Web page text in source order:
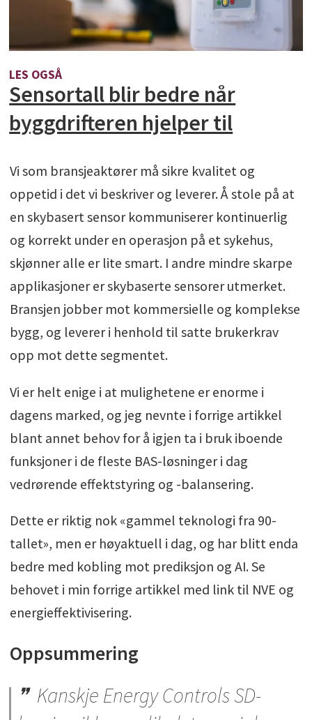
LES OGSÅ
Sensortall blir bedre når
byggdrifteren hjelper til
Vi som bransjeaktører må sikre kvalitet og
oppetid i det vi beskriver og leverer. Å stole på at
en skybasert sensor kommuniserer kontinuerlig
og korrekt under en operasjon på et sykehus,
skjønner alle er lite smart. I andre mindre skarpe
applikasjoner er skybaserte sensorer utmerket.
Bransjen jobber mot kommersielle og komplekse
bygg, og leverer i henhold til satte brukerkrav
opp mot dette segmentet.
Vi er helt enige i at mulighetene er enorme i
dagens marked, og jeg nevnte i forrige artikkel
blant annet behov for å igjen ta i bruk iboende
funksjoner i de fleste BAS-løsninger i dag
vedrørende effektstyring og -balansering.
Dette er riktig nok «gammel teknologi fra 90-
tallet», men er høyaktuell i dag, og har blitt enda
bedre med kobling mot prediksjon og AI. Se
behovet i min forrige artikkel med link til NVE og
energieffektivisering.
Oppsummering
Kanskje Energy Controls SD-